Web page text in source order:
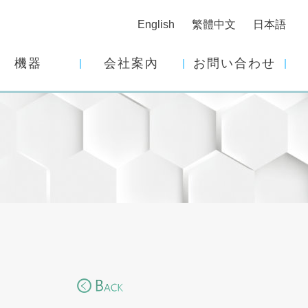
English 繁體中文 日本語
機器 会社案內 お問い合わせ